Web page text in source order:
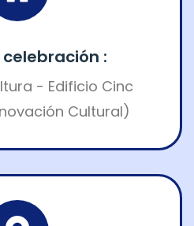
:
- Edificio Cinc
Cultural)